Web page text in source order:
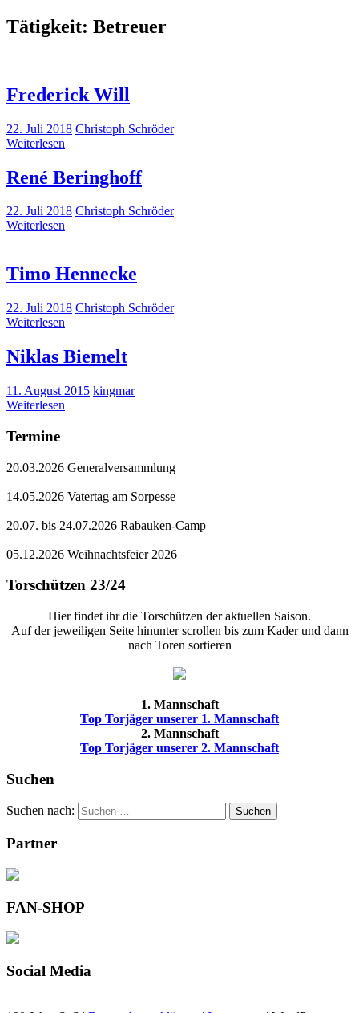
Tätigkeit: Betreuer
Frederick Will
22. Juli 2018 Christoph Schröder
Weiterlesen
René Beringhoff
22. Juli 2018 Christoph Schröder
Weiterlesen
Timo Hennecke
22. Juli 2018 Christoph Schröder
Weiterlesen
Niklas Biemelt
11. August 2015 kingmar
Weiterlesen
Termine
20.03.2026 Generalversammlung
14.05.2026 Vatertag am Sorpesse
20.07. bis 24.07.2026 Rabauken-Camp
05.12.2026 Weihnachtsfeier 2026
Torschützen 23/24
Hier findet ihr die Torschützen der aktuellen Saison.
Auf der jeweiligen Seite hinunter scrollen bis zum Kader und dann
nach Toren sortieren
1. Mannschaft
Top Torjäger unserer 1. Mannschaft
2. Mannschaft
Top Torjäger unserer 2. Mannschaft
Suchen
Suchen nach: Suchen
Partner
FAN-SHOP
Social Media